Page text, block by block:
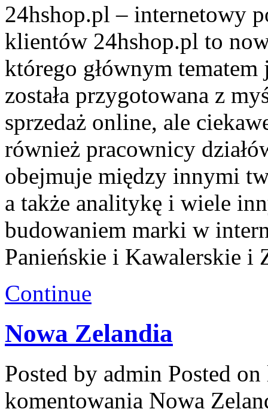
24hshop.pl – internetowy
klientów 24hshop.pl to
którego głównym tematem
została przygotowana z
sprzedaż online, ale
również pracownicy
obejmuje między innymi
a także analitykę i wiele
budowaniem marki w
Panieńskie i Kawalerskie
Continue
Nowa Zelandia
Posted by admin Posted
komentowania Nowa